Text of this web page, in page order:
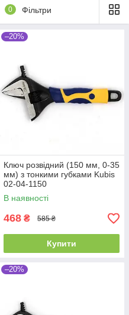
0 Фільтри
–20%
Ключ розвідний (150 мм, 0-35
мм) з тонкими губками Kubis
02-04-1150
В наявності
468 ₴ 585 ₴
Купити
–20%